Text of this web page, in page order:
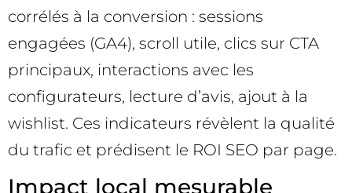
corrélés à la conversion : sessions
engagées (GA4), scroll utile, clics sur CTA
principaux, interactions avec les
configurateurs, lecture d’avis, ajout à la
wishlist. Ces indicateurs révèlent la qualité
du trafic et prédisent le ROI SEO par page.
Impact local mesurable